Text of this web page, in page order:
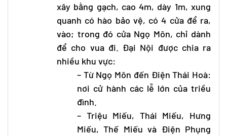
xây bằng gạch, cao 4m, dày 1m, xung
quanh có hào bảo vệ, có 4 cửa để ra,
vào; trong đó cửa Ngọ Môn, chỉ dành
để cho vua đi. Đại Nội được chia ra
nhiều khu vực:
– Từ Ngọ Môn đến Điện Thái Hoà:
nơi cử hành các lễ lớn của triều
đình.
– Triệu Miếu, Thái Miếu, Hưng
Miếu, Thế Miếu và Điện Phụng